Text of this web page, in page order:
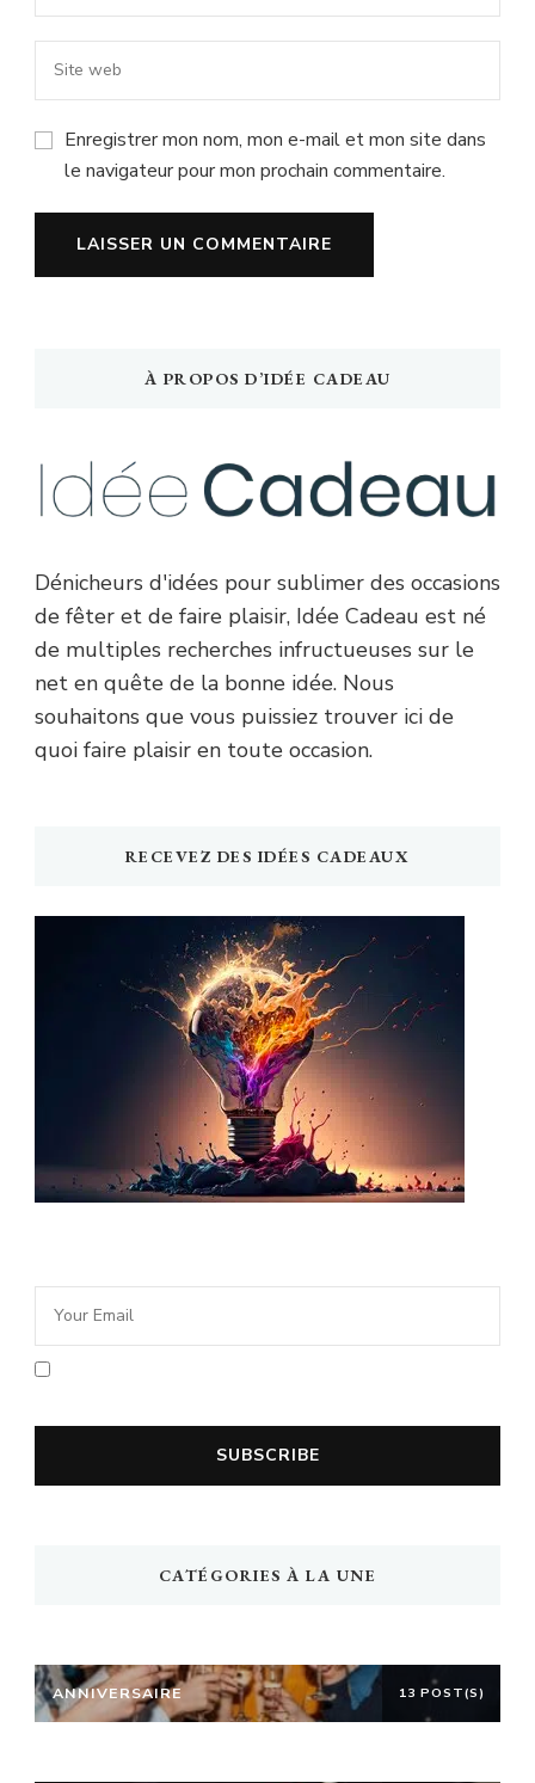
Enregistrer mon nom, mon e-mail et mon site dans
le navigateur pour mon prochain commentaire.
À PROPOS D’IDÉE CADEAU
Dénicheurs d'idées pour sublimer des occasions
de fêter et de faire plaisir, Idée Cadeau est né
de multiples recherches infructueuses sur le
net en quête de la bonne idée. Nous
souhaitons que vous puissiez trouver ici de
quoi faire plaisir en toute occasion.
RECEVEZ DES IDÉES CADEAUX
CATÉGORIES À LA UNE
ANNIVERSAIRE 13 POST(S)